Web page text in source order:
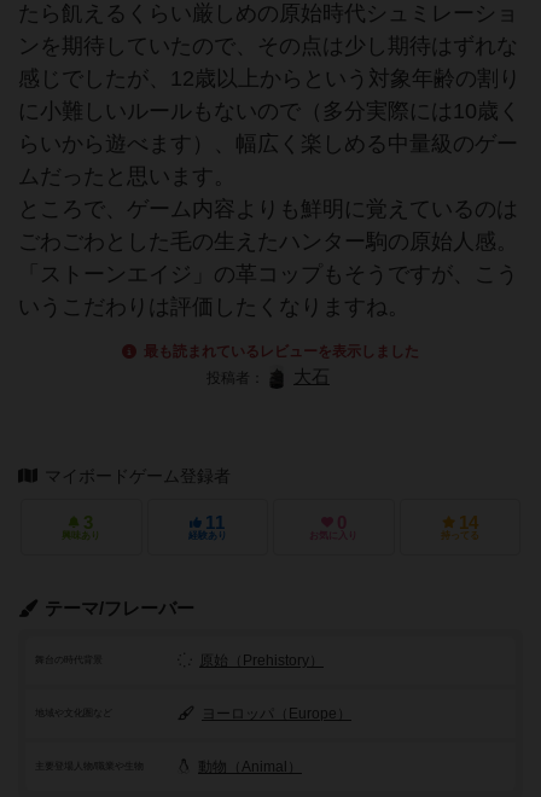
たら飢えるくらい厳しめの原始時代シュミレーショ
ンを期待していたので、その点は少し期待はずれな
感じでしたが、12歳以上からという対象年齢の割り
に小難しいルールもないので（多分実際には10歳く
らいから遊べます）、幅広く楽しめる中量級のゲー
ムだったと思います。
ところで、ゲーム内容よりも鮮明に覚えているのは
ごわごわとした毛の生えたハンター駒の原始人感。
「ストーンエイジ」の革コップもそうですが、こう
いうこだわりは評価したくなりますね。
最も読まれているレビューを表示しました
投稿者：
大石
マイボードゲーム登録者
3
興味あり
11
経験あり
0
お気に入り
14
持ってる
テーマ/フレーバー
舞台の時代背景 原始（Prehistory）
地域や文化圏など ヨーロッパ（Europe）
動物（Animal）